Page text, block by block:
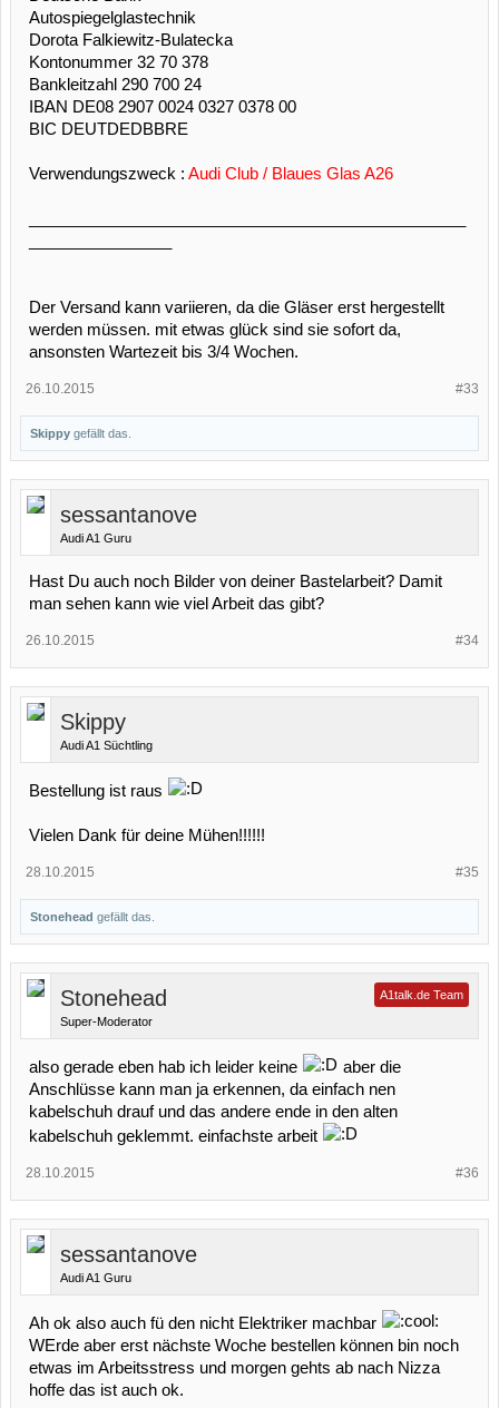
Autospiegelglastechnik
Dorota Falkiewitz-Bulatecka
Kontonummer 32 70 378
Bankleitzahl 290 700 24
IBAN DE08 2907 0024 0327 0378 00
BIC DEUTDEDBBRE
Verwendungszweck : Audi Club / Blaues Glas A26
Der Versand kann variieren, da die Gläser erst hergestellt
werden müssen. mit etwas glück sind sie sofort da,
ansonsten Wartezeit bis 3/4 Wochen.
#33
26.10.2015
Skippy gefällt das.
sessantanove
Audi A1 Guru
Hast Du auch noch Bilder von deiner Bastelarbeit? Damit
man sehen kann wie viel Arbeit das gibt?
#34
26.10.2015
Skippy
Audi A1 Süchtling
Bestellung ist raus
Vielen Dank für deine Mühen!!!!!!
#35
28.10.2015
Stonehead gefällt das.
Stonehead
Super-Moderator
A1talk.de Team
also gerade eben hab ich leider keine
aber die
Anschlüsse kann man ja erkennen, da einfach nen
kabelschuh drauf und das andere ende in den alten
kabelschuh geklemmt. einfachste arbeit
#36
28.10.2015
sessantanove
Audi A1 Guru
Ah ok also auch fü den nicht Elektriker machbar
WErde aber erst nächste Woche bestellen können bin noch
etwas im Arbeitsstress und morgen gehts ab nach Nizza
hoffe das ist auch ok.